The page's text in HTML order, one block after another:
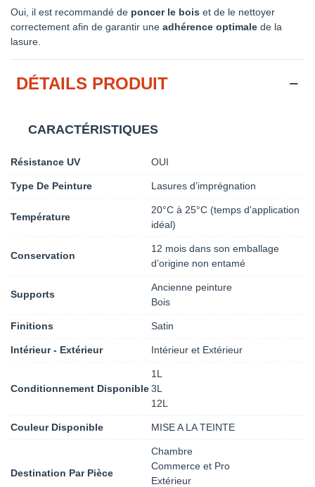
Oui, il est recommandé de poncer le bois et de le nettoyer
correctement afin de garantir une adhérence optimale de la
lasure.
DÉTAILS PRODUIT
CARACTÉRISTIQUES
Résistance UV OUI
Type De Peinture Lasures d’imprégnation
Température
20°C à 25°C (temps d'application
idéal)
Conservation
12 mois dans son emballage
d’origine non entamé
Supports
Ancienne peinture
Bois
Finitions Satin
Intérieur - Extérieur Intérieur et Extérieur
Conditionnement Disponible
1L
3L
12L
Couleur Disponible MISE A LA TEINTE
Destination Par Pièce
Chambre
Commerce et Pro
Extérieur